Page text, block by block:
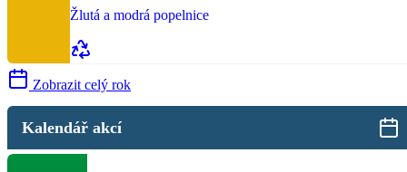
Žlutá a modrá popelnice
Zobrazit celý rok
Kalendář akcí